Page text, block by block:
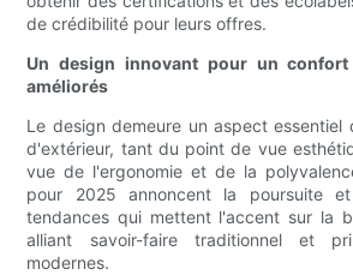
de crédibilité pour leurs offres.
Un design innovant pour un
améliorés
Le design demeure un aspect essentiel
d'extérieur, tant du point de vue
vue de l'ergonomie et de la
pour 2025 annoncent la poursuite
tendances qui mettent l'accent sur la
alliant savoir-faire traditionnel et
modernes.